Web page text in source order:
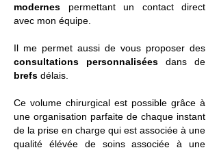
modernes permettant un contact direct
avec mon équipe.
Il me permet aussi de vous proposer des
consultations personnalisées dans de
brefs délais.
Ce volume chirurgical est possible grâce à
une organisation parfaite de chaque instant
de la prise en charge qui est associée à une
qualité élévée de soins associée à une